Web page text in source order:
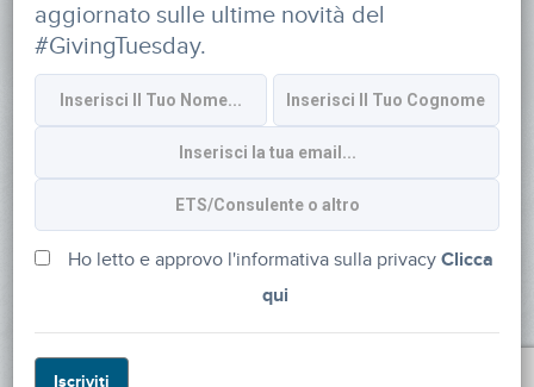
CF: 91374340379
SOCIAL
aggiornato sulle ultime novità del
#GivingTuesday.
Ho letto e approvo l'informativa sulla privacyClicca
qui
Iscriviti
Powered by